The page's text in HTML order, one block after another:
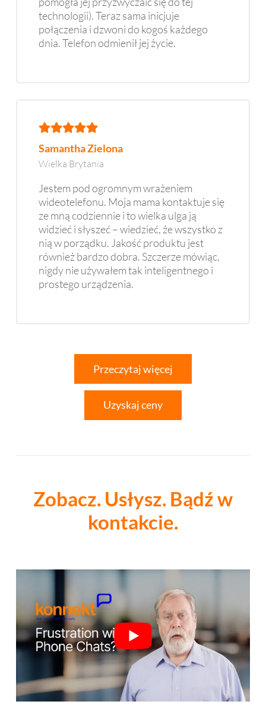
technologii). Teraz sama inicjuje
połączenia i dzwoni do kogoś każdego
dnia. Telefon odmienił jej życie.
Samantha Zielona
Wielka Brytania
Jestem pod ogromnym wrażeniem
wideotelefonu. Moja mama kontaktuje się
ze mną codziennie i to wielka ulga ją
widzieć i słyszeć – wiedzieć, że wszystko z
nią w porządku. Jakość produktu jest
również bardzo dobra. Szczerze mówiąc,
nigdy nie używałem tak inteligentnego i
prostego urządzenia.
Przeczytaj więcej
Uzyskaj ceny
Zobacz. Usłysz. Bądź w
kontakcie.